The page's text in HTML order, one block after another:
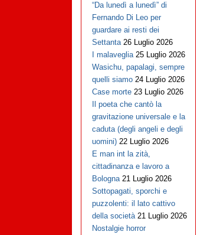
“Da lunedì a lunedì” di
Fernando Di Leo per
guardare ai resti dei
Settanta 26 Luglio 2026
I malaveglia 25 Luglio 2026
Wasichu, papalagi, sempre
quelli siamo 24 Luglio 2026
Case morte 23 Luglio 2026
Il poeta che cantò la
gravitazione universale e la
caduta (degli angeli e degli
uomini) 22 Luglio 2026
E man int la zità,
cittadinanza e lavoro a
Bologna 21 Luglio 2026
Sottopagati, sporchi e
puzzolenti: il lato cattivo
della società 21 Luglio 2026
Nostalgie horror